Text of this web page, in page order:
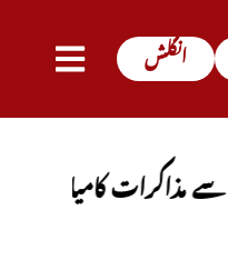
انگلش
کامیاب ہوں گے،